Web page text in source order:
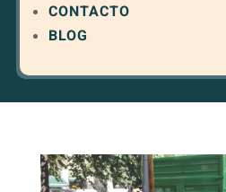
CONTACTO
BLOG